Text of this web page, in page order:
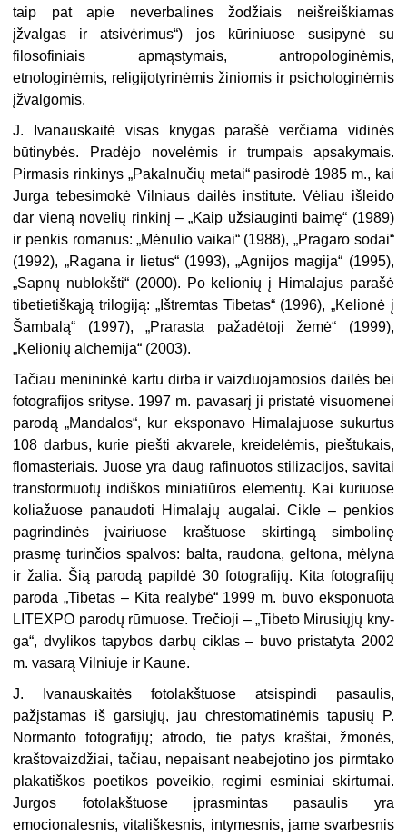
taip pat apie neverbalines žodžiais neišreiškiamas
įžvalgas ir atsivėrimus“) jos kūriniuose susipynė su
filosofiniais apmąstymais, antropologinėmis,
etnologinėmis, religijotyrinėmis žiniomis ir psichologinėmis
įžvalgomis.
J. Ivanauskaitė visas knygas parašė verčiama vidinės
būtinybės. Pradėjo novelėmis ir trumpais apsakymais.
Pirmasis rinkinys „Pakalnučių metai“ pasirodė 1985 m., kai
Jurga tebesimokė Vilniaus dailės institute. Vėliau išleido
dar vieną novelių rinkinį – „Kaip užsiauginti baimę“ (1989)
ir penkis romanus: „Mėnulio vaikai“ (1988), „Pragaro sodai“
(1992), „Ragana ir lietus“ (1993), „Agnijos magija“ (1995),
„Sapnų nublokšti“ (2000). Po kelionių į Himalajus parašė
tibetietiškąją trilogiją: „Ištremtas Tibetas“ (1996), „Kelionė į
Šambalą“ (1997), „Prarasta pažadėtoji žemė“ (1999),
„Kelionių alchemija“ (2003).
Tačiau menininkė kartu dirba ir vaizduojamosios dailės bei
fotografijos srityse. 1997 m. pavasarį ji pristatė visuomenei
parodą „Mandalos“, kur eksponavo Himalajuose sukurtus
108 darbus, kurie piešti akvarele, kreidelėmis, pieštukais,
flomasteriais. Juose yra daug rafinuotos stilizacijos, savitai
transformuotų indiškos miniatiūros elementų. Kai kuriuose
koliažuose panaudoti Himalajų augalai. Cikle – penkios
pagrindinės įvairiuose kraštuose skirtingą simbolinę
prasmę turinčios spalvos: balta, raudona, geltona, mėlyna
ir žalia. Šią parodą papildė 30 fotografijų. Kita fotografijų
paroda „Tibetas – Kita realybė“ 1999 m. buvo eksponuota
LITEXPO parodų rūmuose. Trečioji – „Tibeto Mirusiųjų kny­
ga“, dvylikos tapybos darbų ciklas – buvo pristatyta 2002
m. vasarą Vilniuje ir Kaune.
J. Ivanauskaitės fotolakštuose atsispindi pasaulis,
pažįstamas iš garsiųjų, jau chrestomatinėmis tapusių P.
Normanto fotografijų; atrodo, tie patys kraštai, žmonės,
kraštovaizdžiai, tačiau, nepaisant neabejotino jos pirmtako
plakatiškos poetikos poveikio, regimi esminiai skirtumai.
Jurgos fotolakštuose įprasmintas pasaulis yra
emocionalesnis, vitališkesnis, intymesnis, jame svarbesnis